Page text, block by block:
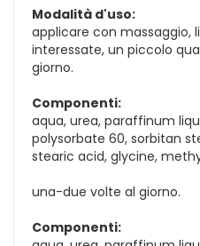
Modalità d'uso:
applicare con massaggio,
interessate, un piccolo
giorno.
Componenti:
aqua, urea, paraffinum
polysorbate 60, sorbitan
stearic acid, glycine,
una-due volte al giorno.
Componenti: